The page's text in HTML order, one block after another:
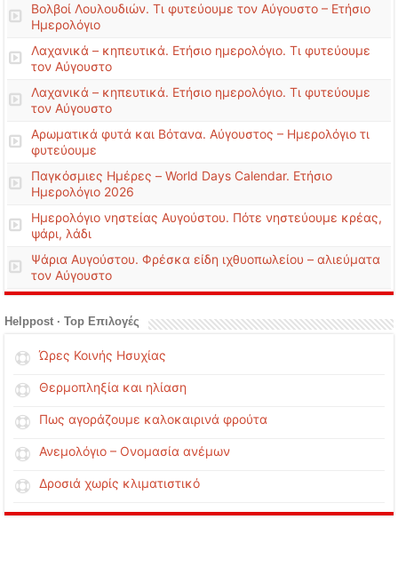
Βολβοί Λουλουδιών. Τι φυτεύουμε τον Αύγουστο – Ετήσιο
Ημερολόγιο
Λαχανικά – κηπευτικά. Ετήσιο ημερολόγιο. Τι φυτεύουμε
τον Αύγουστο
Λαχανικά – κηπευτικά. Ετήσιο ημερολόγιο. Τι φυτεύουμε
τον Αύγουστο
Αρωματικά φυτά και Βότανα. Αύγουστος – Ημερολόγιο τι
φυτεύουμε
Παγκόσμιες Ημέρες – World Days Calendar. Ετήσιο
Ημερολόγιο 2026
Ημερολόγιο νηστείας Αυγούστου. Πότε νηστεύουμε κρέας,
ψάρι, λάδι
Ψάρια Αυγούστου. Φρέσκα είδη ιχθυοπωλείου – αλιεύματα
τον Αύγουστο
Helppost · Top Επιλογές
Ώρες Κοινής Ησυχίας
Θερμοπληξία και ηλίαση
Πως αγοράζουμε καλοκαιρινά φρούτα
Ανεμολόγιο – Ονομασία ανέμων
Δροσιά χωρίς κλιματιστικό